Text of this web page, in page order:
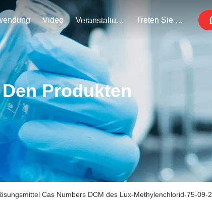
Video Veranstaltungen Treten Sie Mit Uns In Verbindung
Produkten
Cas Numbers DCM des Lux-Methylenchlorid-75-09-2